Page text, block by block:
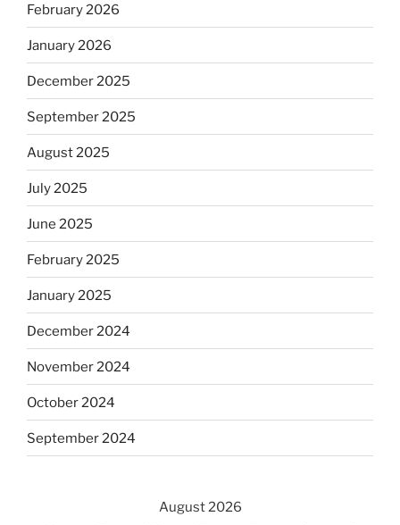
February 2026
January 2026
December 2025
September 2025
August 2025
July 2025
June 2025
February 2025
January 2025
December 2024
November 2024
October 2024
September 2024
August 2026